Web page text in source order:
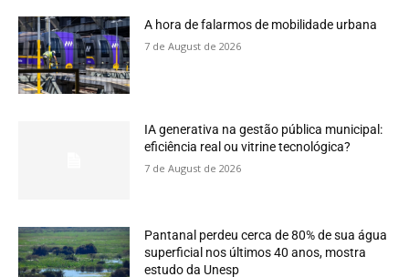
A hora de falarmos de mobilidade urbana
7 de August de 2026
IA generativa na gestão pública municipal:
eficiência real ou vitrine tecnológica?
7 de August de 2026
Pantanal perdeu cerca de 80% de sua água
superficial nos últimos 40 anos, mostra
estudo da Unesp